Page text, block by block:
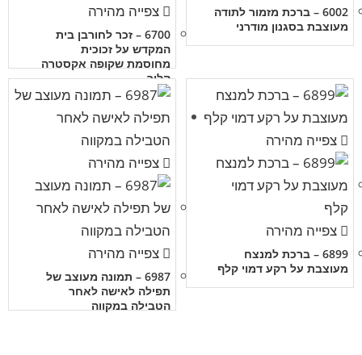
6002 – ברכת מזמור לתודה
מעוצבת בסגנון מודרני
צפייה מהירה
6700 – זכר לחורבן בית
המקדש על זכוכית
מחוסמת שקופה אקסטרה
קליר
צפייה מהירה
צפייה מהירה
6899 – ברכת למנצח
מעוצבת על רקע דמוי קלף
צפייה מהירה
צפייה מהירה
6987 – תמונה מעוצב של
תפילה לאישה לאחר
הטבילה במקווה